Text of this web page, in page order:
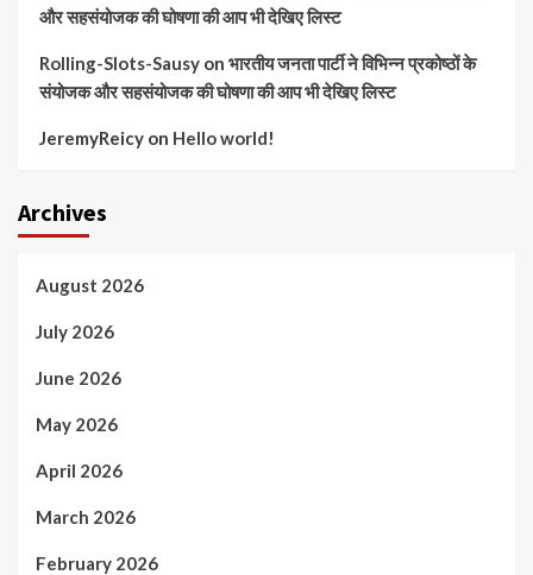
और सहसंयोजक की घोषणा की आप भी देखिए लिस्ट
Rolling-Slots-Sausy on भारतीय जनता पार्टी ने विभिन्न प्रकोष्ठों के
संयोजक और सहसंयोजक की घोषणा की आप भी देखिए लिस्ट
JeremyReicy on Hello world!
Archives
August 2026
July 2026
June 2026
May 2026
April 2026
March 2026
February 2026